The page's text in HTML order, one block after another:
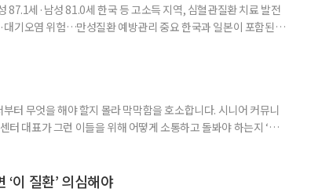
세·남성 81.0세 한국 등 고소득 지역, 심혈관질환 치료 발전
기오염 위험…만성질환 예방관리 중요 한국과 일본이 포함된 아
는 고려대와 경희대를 비롯해 연세대, 워싱턴대 보건계량평
터 무엇을 해야 할지 몰라 막막함을 호소합니다. 시니어 커뮤니
대표가 그런 이들을 위해 어떻게 소통하고 돌봐야 하는지 ‘치
습니다. 대개 두 살 무렵이 되면 ‘거울 속의 나’를 알아보지요.
이 질환’ 의심해야